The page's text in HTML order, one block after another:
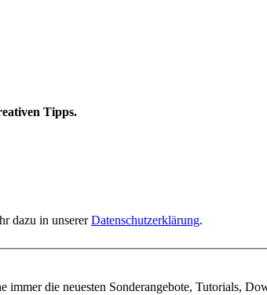
Tipps.
dazu in unsererDatenschutzerklärung.
immer die neuesten Sonderangebote, Tutorials,